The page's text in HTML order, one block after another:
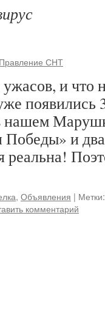
Правление СНТ
и что
появились
нашем
Победы» и
реальна!
, Объявления | Метки:
комментарий